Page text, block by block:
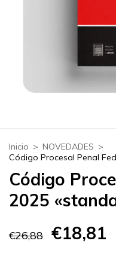
Inicio > NOVEDADES >
Código Procesal Penal
Código
2025
€26,88 €18,81